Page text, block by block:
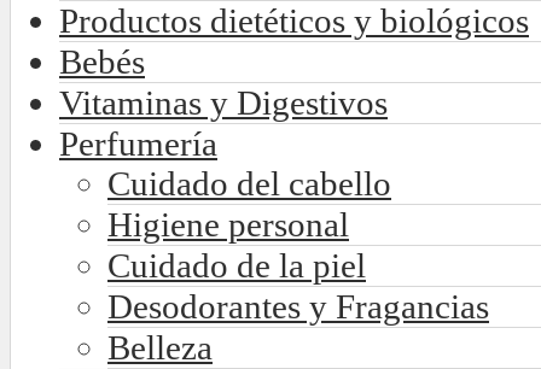
Productos dietéticos y biológicos
Bebés
Vitaminas y Digestivos
Perfumería
Cuidado del cabello
Higiene personal
Cuidado de la piel
Desodorantes y Fragancias
Belleza